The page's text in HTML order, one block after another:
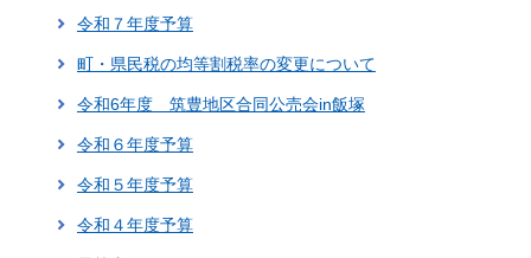
令和７年度予算
町・県民税の均等割税率の変更について
令和6年度 筑豊地区合同公売会in飯塚
令和６年度予算
令和５年度予算
令和４年度予算